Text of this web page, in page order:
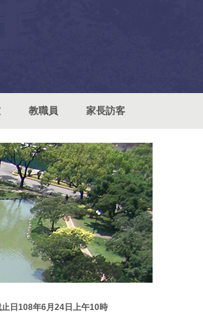
教職員 家長訪客
日108年6月24日上午10時